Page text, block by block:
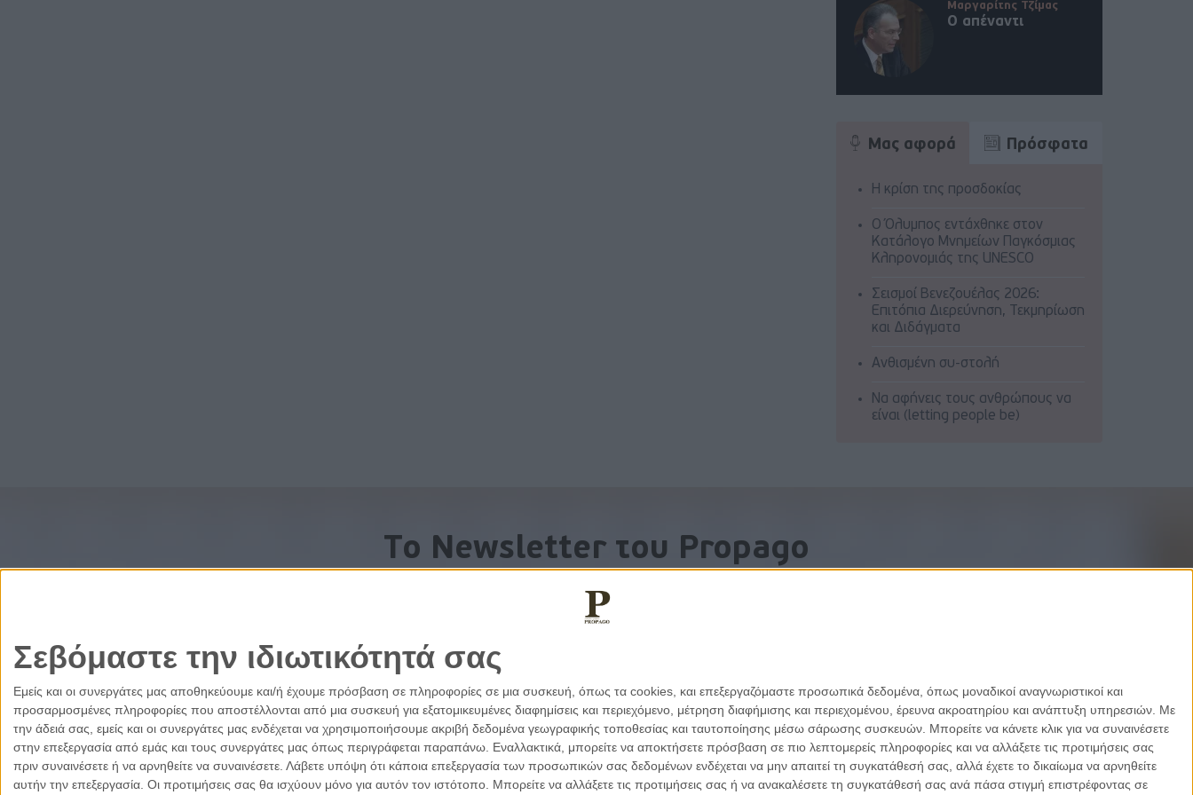
Σεβόμαστε την ιδιωτικότητά σας
Εμείς και οι συνεργάτες μας αποθηκεύουμε και/ή έχουμε πρόσβαση σε πληροφορίες σε μια συσκευή, όπως τα cookies, και επεξεργαζόμαστε προσωπικά δεδομένα, όπως μοναδικοί αναγνωριστικοί και
προσαρμοσμένες πληροφορίες που αποστέλλονται από μια συσκευή για εξατομικευμένες διαφημίσεις και περιεχόμενο, μέτρηση διαφήμισης και περιεχομένου, έρευνα ακροατηρίου και ανάπτυξη υπηρεσιών. Με
την άδειά σας, εμείς και οι συνεργάτες μας ενδέχεται να χρησιμοποιήσουμε ακριβή δεδομένα γεωγραφικής τοποθεσίας και ταυτοποίησης μέσω σάρωσης συσκευών. Μπορείτε να κάνετε κλικ για να συναινέσετε
στην επεξεργασία από εμάς και τους συνεργάτες μας όπως περιγράφεται παραπάνω. Εναλλακτικά, μπορείτε να αποκτήσετε πρόσβαση σε πιο λεπτομερείς πληροφορίες και να αλλάξετε τις προτιμήσεις σας
πριν συναινέσετε ή να αρνηθείτε να συναινέσετε. Λάβετε υπόψη ότι κάποια επεξεργασία των προσωπικών σας δεδομένων ενδέχεται να μην απαιτεί τη συγκατάθεσή σας, αλλά έχετε το δικαίωμα να αρνηθείτε
αυτήν την επεξεργασία. Οι προτιμήσεις σας θα ισχύουν μόνο για αυτόν τον ιστότοπο. Μπορείτε να αλλάξετε τις προτιμήσεις σας ή να ανακαλέσετε τη συγκατάθεσή σας ανά πάσα στιγμή επιστρέφοντας σε
Μαργαρίτης Τζίμας
Ο απέναντι
Μας αφορά Πρόσφατα
Η κρίση της προσδοκίας
Ο Όλυμπος εντάχθηκε στον
Κατάλογο Μνημείων Παγκόσμιας
Κληρονομιάς της UNESCO
Σεισμοί Βενεζουέλας 2026:
Επιτόπια Διερεύνηση, Τεκμηρίωση
και Διδάγματα
Ανθισμένη συ-στολή
Να αφήνεις τους ανθρώπους να
είναι (letting people be)
To Newsletter του Propago
Λάβετε την ανάλυση της ημέρας στο email σας
Ελλάδα Κύπρος Δικαιοσύνη Πολιτισμός Παρεμβάσεις Designed by Porcupine Colors-Developed by Joinweb